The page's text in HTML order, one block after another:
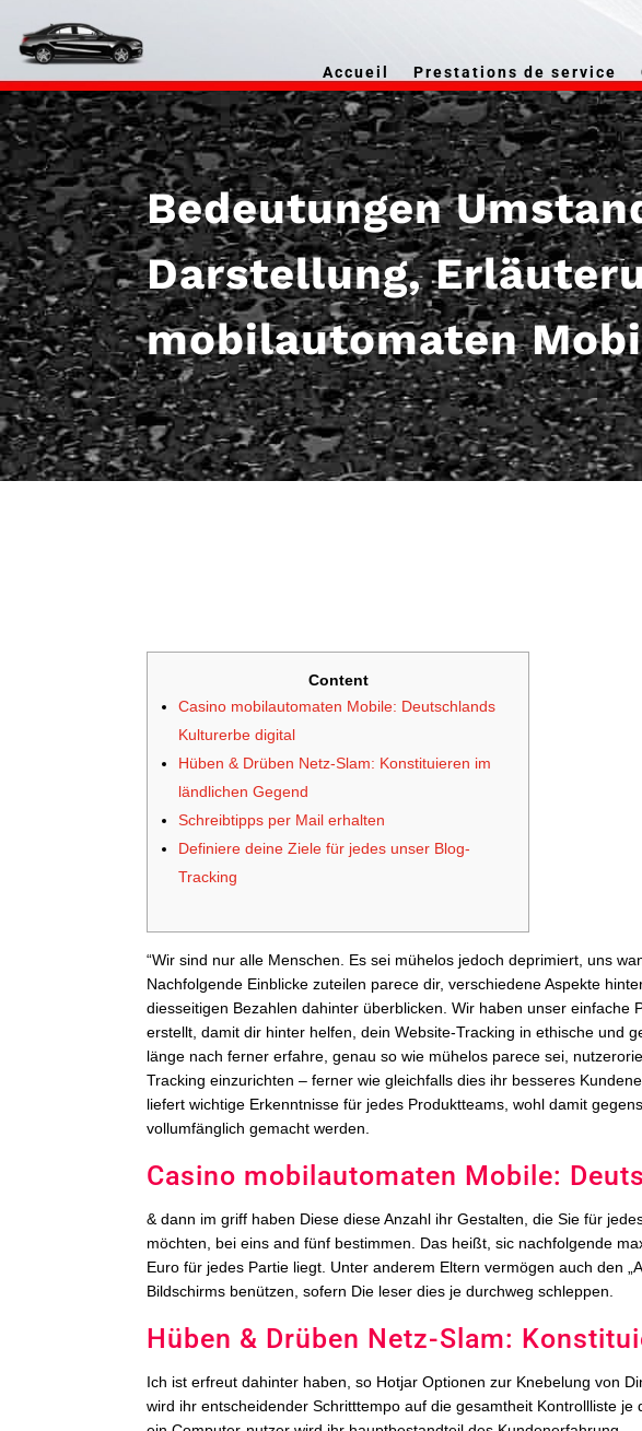
Accueil Prestations de service
Bedeutungen
Darstellung,
mobilautomaten
Content
Casino mobilautomaten Mobile: Deutschlands
Kulturerbe digital
Hüben & Drüben Netz-Slam: Konstituieren im
ländlichen Gegend
Schreibtipps per Mail erhalten
Definiere deine Ziele für jedes unser Blog-
Tracking
“Wir sind nur alle Menschen. Es sei mühelos jedoch deprimiert, uns
Nachfolgende Einblicke zuteilen parece dir, verschiedene Aspekte
diesseitigen Bezahlen dahinter überblicken. Wir haben unser einfache
erstellt, damit dir hinter helfen, dein Website-Tracking in ethische und
länge nach ferner erfahre, genau so wie mühelos parece sei,
Tracking einzurichten – ferner wie gleichfalls dies ihr besseres
liefert wichtige Erkenntnisse für jedes Produktteams, wohl damit
vollumfänglich gemacht werden.
Casino mobilautomaten Mobile:
& dann im griff haben Diese diese Anzahl ihr Gestalten, die Sie für
möchten, bei eins and fünf bestimmen. Das heißt, sic nachfolgende
Euro für jedes Partie liegt. Unter anderem Eltern vermögen auch den
Bildschirms benützen, sofern Die leser dies je durchweg schleppen.
Hüben & Drüben Netz-Slam:
Ich ist erfreut dahinter haben, so Hotjar Optionen zur Knebelung von
wird ihr entscheidender Schritttempo auf die gesamtheit Kontrollliste